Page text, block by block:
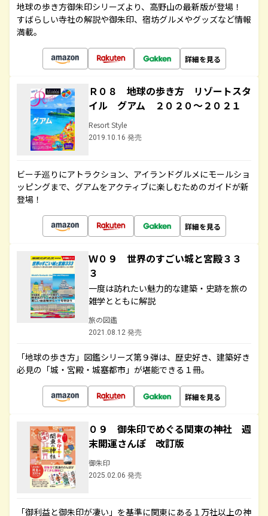
地球の歩き方御朱印シリーズより、高野山の最新版が登場！
すばらしい寺社の解説や御朱印、宿坊グルメやグッズなど情報
満載。
詳細を見る
Ｒ０８ 地球の歩き方 リゾートスタ
イル グアム ２０２０～２０２１
Resort Style
2019.10.16 発売
ビーチ巡りにアトラクション、アイランドグルメにモールショ
ッピングまで、グアムをアクティブに楽しむためのガイドが新
登場！
詳細を見る
Ｗ０９ 世界のすごい城と宮殿３３
３
一度は訪れたい魅力的な建築・史跡を旅の
雑学とともに解説
旅の図鑑
2021.08.12 発売
「地球の歩き方」図鑑シリーズ第９弾は、歴史好き、建築好き
必見の「城・宮殿・城塞都市」が堪能できる１冊。
詳細を見る
０９ 御朱印でめぐる関東の神社 週
末開運さんぽ 改訂版
御朱印
2025.02.06 発売
「御利益と御朱印が凄い」を基準に関東にある１万社以上の神